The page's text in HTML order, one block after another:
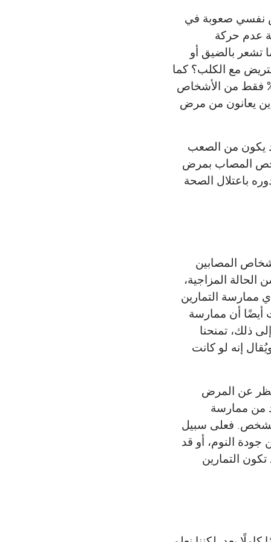
نفسي صعوبة في
عدم حركة
تشعر بالضيق أو
مع الكلب؟ كما
على ممارسة الرياضة منخفضًا حتى بين عامة الناس؛ حيث يمارس 35% فقط من الأشخاص
يعانون من مرض
يكون من الصعب
المصاب بمرض
باعتلال الصحة
المصابين
المزاجية،
ممارسة التمارين
أيضًا أن ممارسة
ذلك، تمنحنا
إنه لو كانت
عن المرض
من ممارسة
الشخص. فعلى سبيل
جودة النوم، أو قد
التمارين